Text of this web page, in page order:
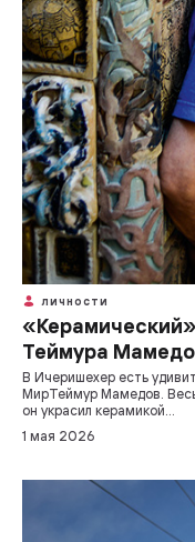
ЛИЧНОСТИ
Теймура
В Ичеришехер есть
Мир­Теймур Мамедов. Весь
он украсил керамикой...
1 мая 2026